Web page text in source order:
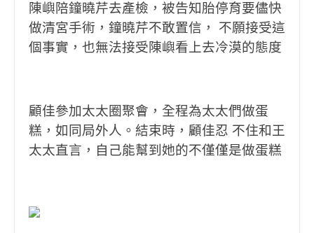
陳嶼陪鐘曉芹去產檢，被告知胎停育要儘快
做清宮手術，鐘曉芹不敢置信， 不願接受這
個事實，也無法接受陳嶼看上去冷漠的態度
顧佳參加太太圈聚會，全程為太太們做蛋
糕，如同局外人。結束時，顧佳忍 不住和王
太太直言，自己能幫到她的不僅僅是做蛋糕